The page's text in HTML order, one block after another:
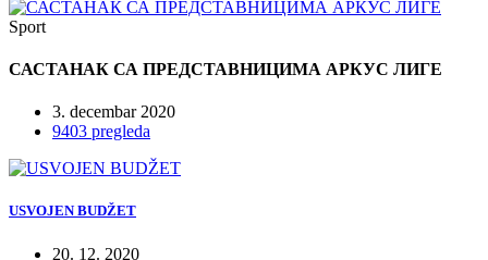
Sport
САСТАНАК СА ПРЕДСТАВНИЦИМА АРКУС ЛИГЕ
3. decembar 2020
9403 pregleda
USVOJEN BUDŽET
20. 12. 2020